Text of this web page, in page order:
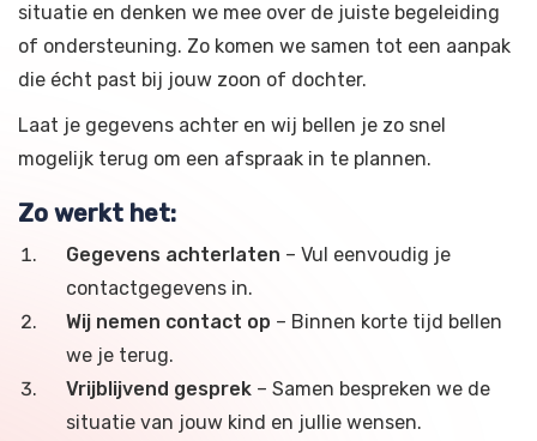
situatie en denken we mee over de juiste begeleiding
of ondersteuning. Zo komen we samen tot een aanpak
die écht past bij jouw zoon of dochter.
Laat je gegevens achter en wij bellen je zo snel
mogelijk terug om een afspraak in te plannen.
Zo werkt het:
Gegevens achterlaten – Vul eenvoudig je
contactgegevens in.
Wij nemen contact op – Binnen korte tijd bellen
we je terug.
Vrijblijvend gesprek – Samen bespreken we de
situatie van jouw kind en jullie wensen.